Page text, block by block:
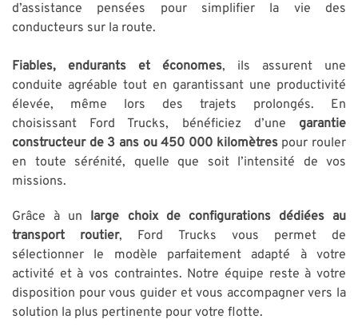
d’assistance pensées pour simplifier la vie des
conducteurs sur la route.
Fiables, endurants et économes, ils assurent une
conduite agréable tout en garantissant une productivité
élevée, même lors des trajets prolongés. En
choisissant Ford Trucks, bénéficiez d’une garantie
constructeur de 3 ans ou 450 000 kilomètrespour rouler
en toute sérénité, quelle que soit l’intensité de vos
missions.
Grâce à un large choix de configurations dédiées au
transport routier, Ford Trucks vous permet de
sélectionner le modèle parfaitement adapté à votre
activité et à vos contraintes. Notre équipe reste à votre
disposition pour vous guider et vous accompagner vers la
solution la plus pertinente pour votre flotte.